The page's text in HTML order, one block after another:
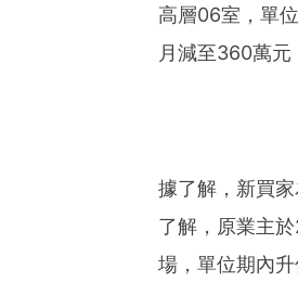
高層06室，單
月減至360萬元
據了解，新買
了解，原業主
場，單位期內升